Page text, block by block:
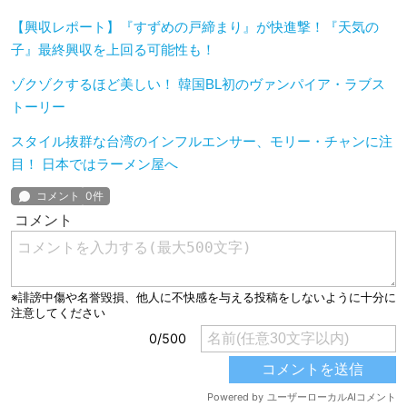
【興収レポート】『すずめの戸締まり』が快進撃！『天気の
子』最終興収を上回る可能性も！
ゾクゾクするほど美しい！ 韓国BL初のヴァンパイア・ラブス
トーリー
スタイル抜群な台湾のインフルエンサー、モリー・チャンに注
目！ 日本ではラーメン屋へ